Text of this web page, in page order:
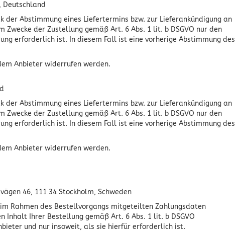
Deutschland
Abstimmung eines Liefertermins bzw. zur Lieferankündigung an
der Zustellung gemäß Art. 6 Abs. 1 lit. b DSGVO nur den
erforderlich ist. In diesem Fall ist eine vorherige Abstimmung des
Anbieter widerrufen werden.
Abstimmung eines Liefertermins bzw. zur Lieferankündigung an
der Zustellung gemäß Art. 6 Abs. 1 lit. b DSGVO nur den
erforderlich ist. In diesem Fall ist eine vorherige Abstimmung des
Anbieter widerrufen werden.
46, 111 34 Stockholm, Schweden
Rahmen des Bestellvorgangs mitgeteilten Zahlungsdaten
Ihrer Bestellung gemäß Art. 6 Abs. 1 lit. b DSGVO
und nur insoweit, als sie hierfür erforderlich ist.